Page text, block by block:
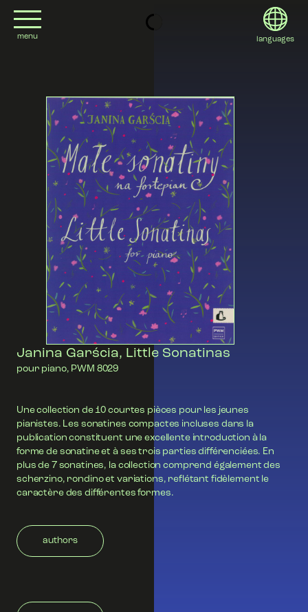
menu languages
English
Deutsch
Italiano
日本語
Polski
project
contact
editions
2022
2020
Janina Garścia, Little Sonatinas
pour piano, PWM 8029
Une collection de 10 courtes pièces pour les jeunes
pianistes. Les sonatines compactes incluses dans la
publication constituent une excellente introduction à la
forme de sonatine et à ses trois parties différenciées. En
plus de 7 sonatines, la collection comprend également des
scherzino, rondino et variations, reflétant fidèlement le
caractère des différentes formes.
authors